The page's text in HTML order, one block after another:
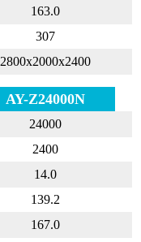
163.0
307
2800x2000x2400
AY-Z24000N
24000
2400
14.0
139.2
167.0